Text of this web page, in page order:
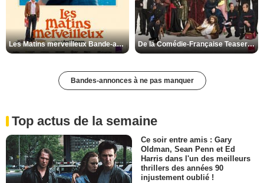
Les Matins merveilleux Bande-annonce VF De la Comédie-Française Teaser VF
Bandes-annonces à ne pas manquer
Top actus de la semaine
Ce soir entre amis : Gary
Oldman, Sean Penn et Ed
Harris dans l'un des meilleurs
thrillers des années 90
injustement oublié !